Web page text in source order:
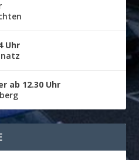
Uhr
ab 12.30 Uhr